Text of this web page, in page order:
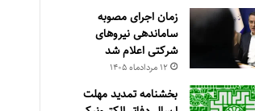
زمان اجرای مصوبه
ساماندهی نیروهای
شرکتی اعلام شد
۱۲ مرداد‌ماه ۱۴۰۵
بخشنامه تمدید مهلت